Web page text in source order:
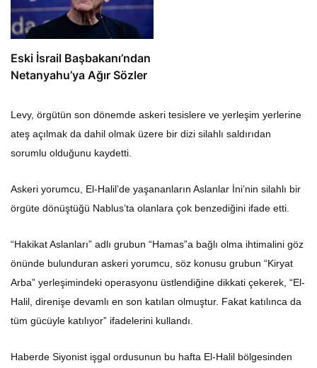
Eski İsrail Başbakanı’ndan
Netanyahu’ya Ağır Sözler
Levy, örgütün son dönemde askeri tesislere ve yerleşim yerlerine
ateş açılmak da dahil olmak üzere bir dizi silahlı saldırıdan
sorumlu olduğunu kaydetti.
Askeri yorumcu, El-Halil’de yaşananların Aslanlar İni’nin silahlı bir
örgüte dönüştüğü Nablus’ta olanlara çok benzediğini ifade etti.
“Hakikat Aslanları” adlı grubun “Hamas”a bağlı olma ihtimalini göz
önünde bulunduran askeri yorumcu, söz konusu grubun “Kiryat
Arba” yerleşimindeki operasyonu üstlendiğine dikkati çekerek, “El-
Halil, direnişe devamlı en son katılan olmuştur. Fakat katılınca da
tüm gücüyle katılıyor” ifadelerini kullandı.
Haberde Siyonist işgal ordusunun bu hafta El-Halil bölgesinden